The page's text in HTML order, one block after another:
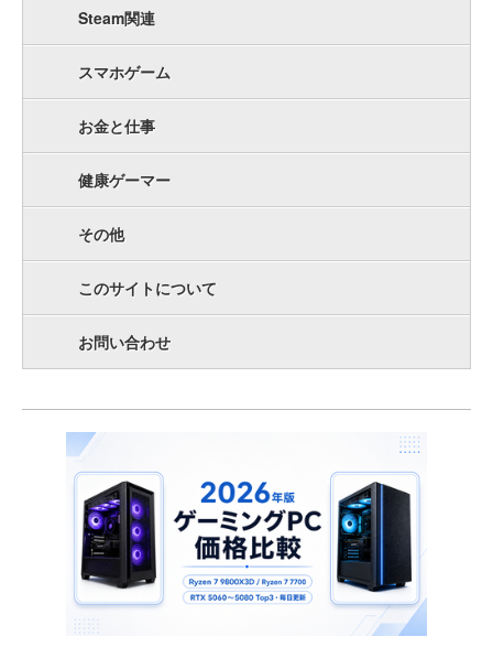
Steam関連
スマホゲーム
お金と仕事
健康ゲーマー
その他
このサイトについて
お問い合わせ